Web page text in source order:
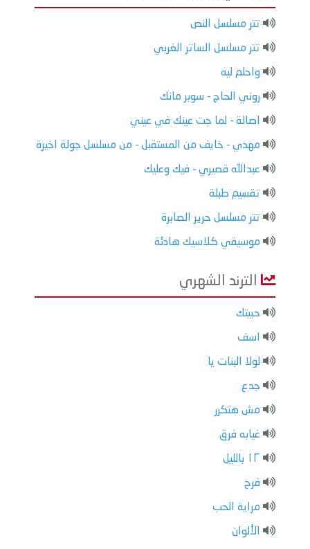
تتر مسلسل النص
تتر مسلسل الساتر الغربي
واحلم ليه
روني الحاج - سوبر مانك
اصالة - لما جت عينك في عيني
مهدي - خايف من المستقبل - من مسلسل جولة اخيرة
عبدالله قصيري - فيك وعليك
تقسيم طبلة
تتر مسلسل حرير الصابرة
موسيقي كلاسيك هادئة
الترند الشهري
حبيتك
اسف
لولا البنات يا
جدع
مش هتكرر
غيابه فرق
١٢ بالليل
فرح
مراية الحب
الألوان